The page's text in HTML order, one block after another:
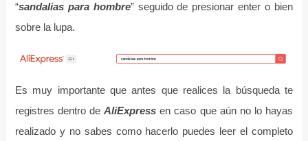
“sandalias para hombre” seguido de presionar enter o bien
sobre la lupa.
Es muy importante que antes que realices la búsqueda te
registres dentro deAliExpress en caso que aún no lo hayas
realizado y no sabes como hacerlo puedes leer el completo